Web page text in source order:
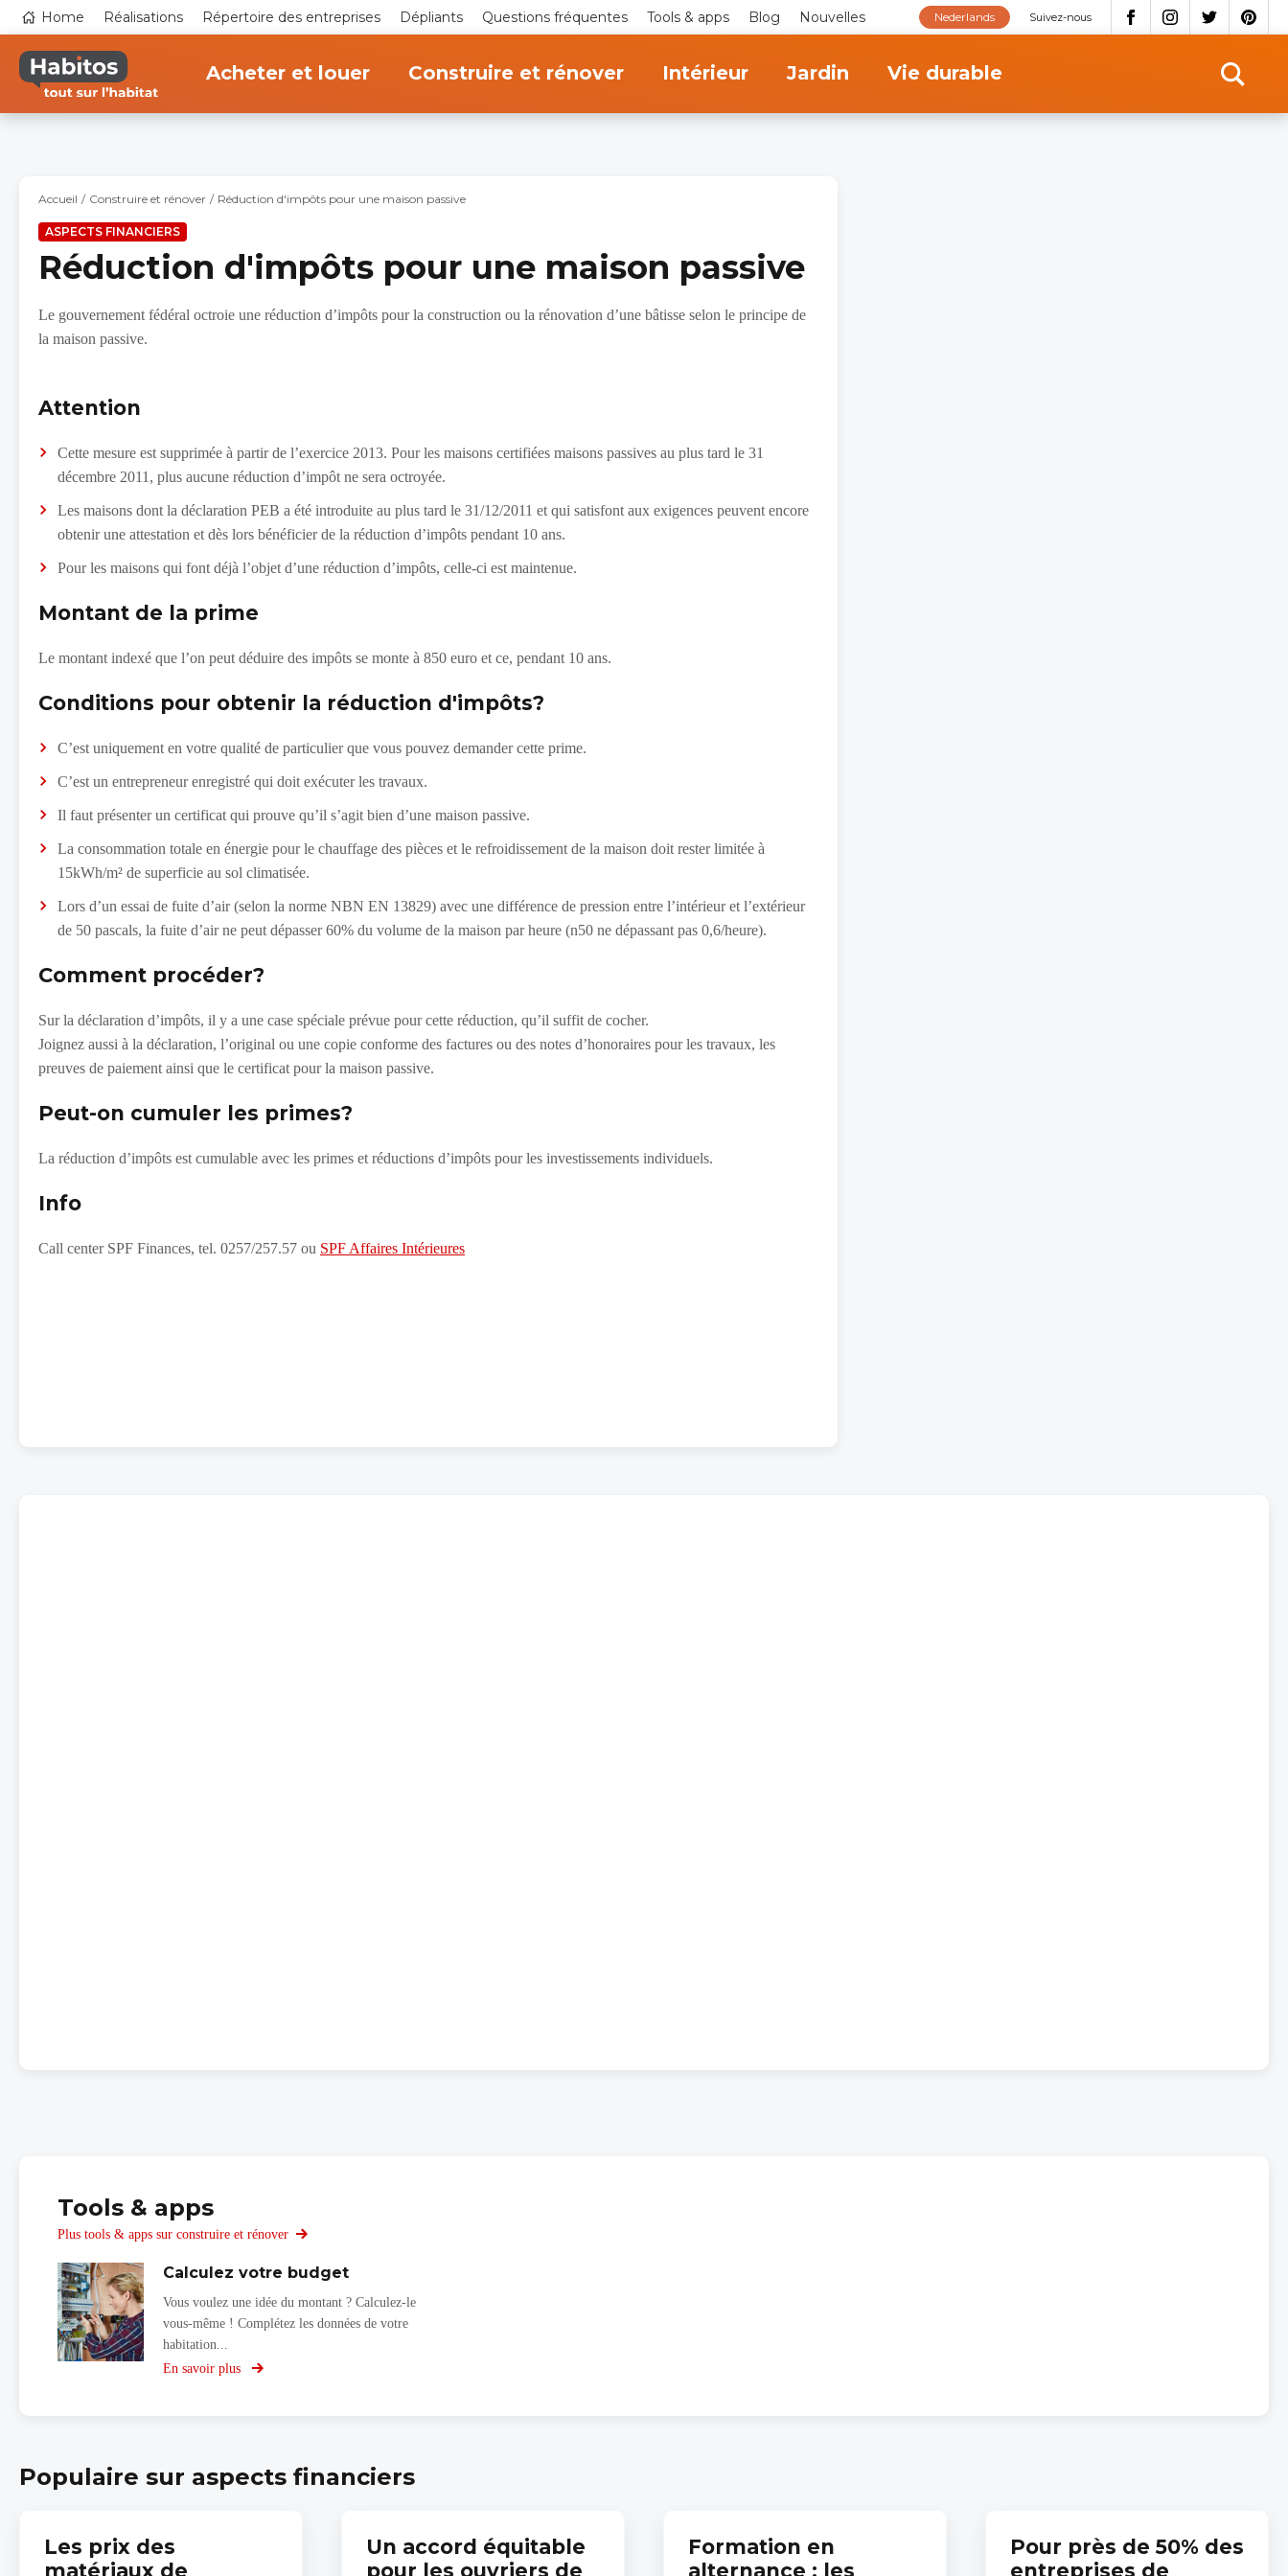
contenu
principal
Top
navigation
Home Réalisations Répertoire des entreprises Dépliants Questions fréquentes Tools & apps Blog Nouvelles Suivez-nous
Nederlands
Acheter et louer Construire et rénover Intérieur Jardin Vie durable
Accueil Construire et rénover Réduction d'impôts pour une maison passive
ASPECTS FINANCIERS
Réduction d'impôts pour une maison passive
Le gouvernement fédéral octroie une réduction d’impôts pour la construction ou la rénovation d’une bâtisse selon le principe de
la maison passive.
Attention
Cette mesure est supprimée à partir de l’exercice 2013. Pour les maisons certifiées maisons passives au plus tard le 31
décembre 2011, plus aucune réduction d’impôt ne sera octroyée.
Les maisons dont la déclaration PEB a été introduite au plus tard le 31/12/2011 et qui satisfont aux exigences peuvent encore
obtenir une attestation et dès lors bénéficier de la réduction d’impôts pendant 10 ans.
Pour les maisons qui font déjà l’objet d’une réduction d’impôts, celle-ci est maintenue.
Montant de la prime
Le montant indexé que l’on peut déduire des impôts se monte à 850 euro et ce, pendant 10 ans.
Conditions pour obtenir la réduction d'impôts?
C’est uniquement en votre qualité de particulier que vous pouvez demander cette prime.
C’est un entrepreneur enregistré qui doit exécuter les travaux.
Il faut présenter un certificat qui prouve qu’il s’agit bien d’une maison passive.
La consommation totale en énergie pour le chauffage des pièces et le refroidissement de la maison doit rester limitée à
15kWh/m² de superficie au sol climatisée.
Lors d’un essai de fuite d’air (selon la norme NBN EN 13829) avec une différence de pression entre l’intérieur et l’extérieur
de 50 pascals, la fuite d’air ne peut dépasser 60% du volume de la maison par heure (n50 ne dépassant pas 0,6/heure).
Comment procéder?
Sur la déclaration d’impôts, il y a une case spéciale prévue pour cette réduction, qu’il suffit de cocher.
Joignez aussi à la déclaration, l’original ou une copie conforme des factures ou des notes d’honoraires pour les travaux, les
preuves de paiement ainsi que le certificat pour la maison passive.
Peut-on cumuler les primes?
La réduction d’impôts est cumulable avec les primes et réductions d’impôts pour les investissements individuels.
Info
Call center SPF Finances, tel. 0257/257.57 ou SPF Affaires Intérieures
Tools & apps
Plus tools & apps sur construire et rénover
Calculez votre budget
Vous voulez une idée du montant ? Calculez-le
vous-même ! Complétez les données de votre
habitation...
En savoir plus
sur
Populaire sur aspects financiers
Les prix des
matériaux de
Un accord équitable
pour les ouvriers de
Formation en
alternance : les
Pour près de 50% des
entreprises de